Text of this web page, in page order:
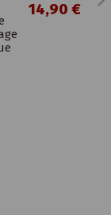
14,90 €